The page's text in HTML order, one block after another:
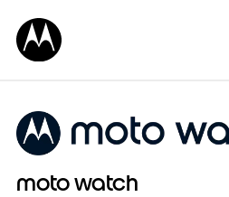
moto watch